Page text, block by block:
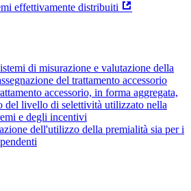
effettivamente distribuiti
di misurazione e valutazione della
del trattamento accessorio
accessorio, in forma aggregata,
del livello di selettività utilizzato nella
e degli incentivi
dell'utilizzo della premialità sia per i